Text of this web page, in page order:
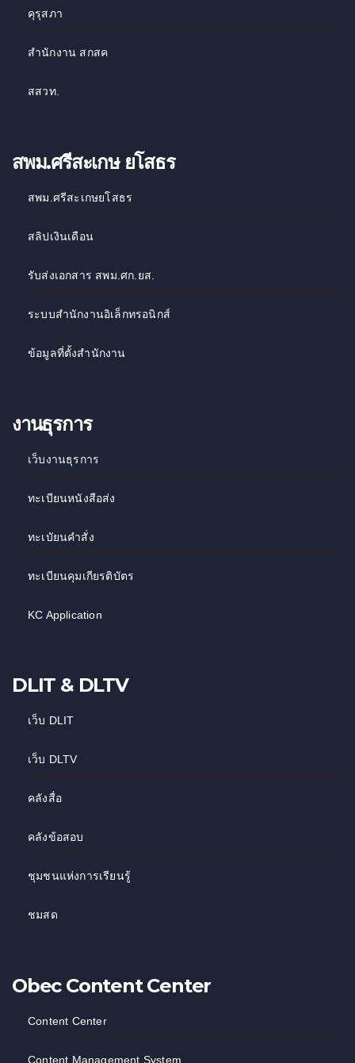
คุรุสภา
สำนักงาน สกสค
สสวท.
สพม.ศรีสะเกษ ยโสธร
สพม.ศรีสะเกษยโสธร
สลิปเงินเดือน
รับส่งเอกสาร สพม.ศก.ยส.
ระบบสำนักงานอิเล็กทรอนิกส์
ข้อมูลที่ตั้งสำนักงาน
งานธุรการ
เว็บงานธุรการ
ทะเบียนหนังสือส่ง
ทะเบัยนคำสั่ง
ทะเบียนคุมเกียรติบัตร
KC Application
DLIT & DLTV
เว็บ DLIT
เว็บ DLTV
คลังสื่อ
คลังข้อสอบ
ชุมชนแห่งการเรียนรู้
ชมสด
Obec Content Center
Content Center
Content Management System